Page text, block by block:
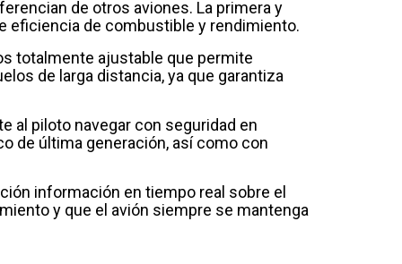
de otros aviones. La primera y
eficiencia de combustible y rendimiento.
totalmente ajustable que permite
de larga distancia, ya que garantiza
al piloto navegar con seguridad en
de última generación, así como con
información en tiempo real sobre el
y que el avión siempre se mantenga